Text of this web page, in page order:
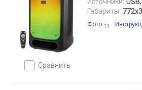
сравнить
Габариты:
Фото 11